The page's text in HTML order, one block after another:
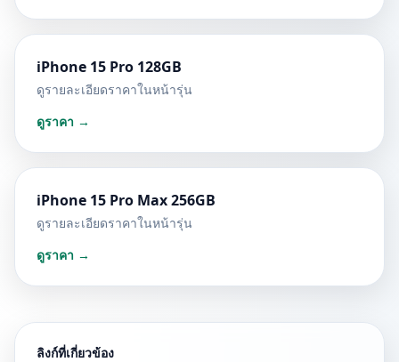
iPhone 15 Pro 128GB
ดูรายละเอียดราคาในหน้ารุ่น
ดูราคา →
iPhone 15 Pro Max 256GB
ดูรายละเอียดราคาในหน้ารุ่น
ดูราคา →
ลิงก์ที่เกี่ยวข้อง